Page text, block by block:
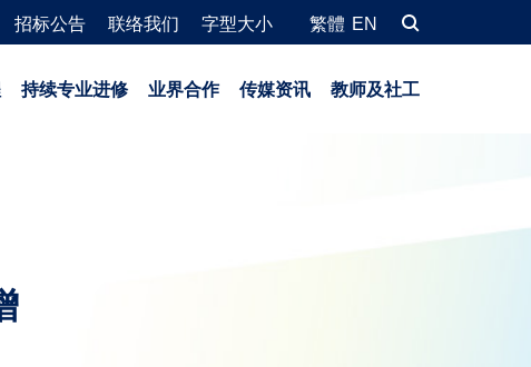
招标公告 联络我们 字型大小 繁體 EN
持续专业进修 业界合作 传媒资讯 教师及社工